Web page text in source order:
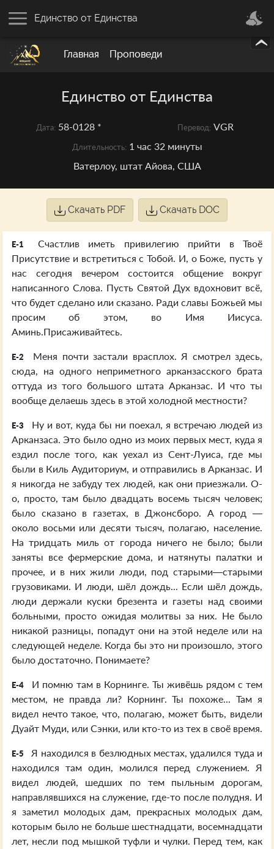
Главная Проповеди
Единство от Единства
Единство от Единства
Дата: 58-0128 * Перевод: VGR
Длительность: 1 час 32 минуты
Ватерлоу, штат Айова, США
Скачать PDF Скачать DOC
E-1
Счастлив иметь привилегию прийти в Твоё
Присутствие и встретиться с Тобой. И, о Боже, пусть у
нас сегодня вечером состоится общение вокруг
написанного Слова. Пусть Святой Дух вдохновит всё,
что будет сделано или сказано. Ради славы Божьей мы
просим об этом, во Имя Иисуса.
Аминь.Присаживайтесь.
E-2
Меня почти застали врасплох. Я смотрел здесь,
сюда, на одного неприметного арканзасского брата
оттуда из того большого штата Арканзас. И что ты
вообще делаешь здесь в этой холодной местности?
E-3
Ну и вот, куда бы ни поехал, я встречаю людей из
Арканзаса. Это было одно из моих первых мест, куда я
ездил после того, как уехал из Сент-Луиса, где мы
были в Киль Аудиториум, и отправились в Арканзас. И
я никогда не забуду тех людей, как они приезжали. О-
о, просто, там было двадцать восемь тысяч человек;
было сказано в газетах, в Джонсборо. А город —
около восьми или десяти тысяч, полагаю, население.
На тридцать миль от города ничего не было; были
заняты все фермерские дома, и натянуты палатки и
прочее, и в них жили люди, под старыми—старыми
грузовиками. И люди, шёл дождь... Если шёл дождь,
люди держали куски брезента и газеты над своими
больными, просто ожидая молитвы за них. Не было
никакой разницы, попадут они на этой неделе или на
следующей неделе. Когда бы это ни произошло, этого
было достаточно. Понимаете?
E-4
И помню там в Корнинге. Ты живёшь рядом с тем
местом, не правда ли? Корнинг. Ты похоже... Там я
видел нечто такое, что, полагаю, может быть, видели
Дуайт Муди, или Сэнки, или кто-то из тех в своё время.
E-5
Я находился в безлюдных местах, удалился туда и
находился там один, молился перед служением. Я
видел людей, шедших по тем пыльным дорогам,
направлявшихся на служение, где-то после полудня. И
я заметил молодых дам, прекрасных молодых дам,
которым было не больше шестнадцати, восемнадцати
лет, несли под мышкой туфли и чулки. Перед тем, как